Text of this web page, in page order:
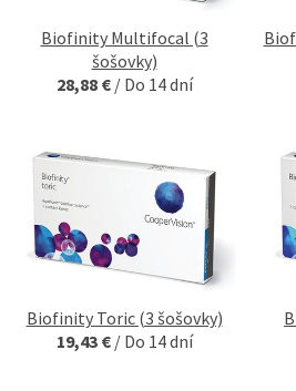
Biofinity Multifocal (3
šošovky)
28,88 € / Do 14 dní
Biofinity Toric (3 šošovky)
19,43 € / Do 14 dní